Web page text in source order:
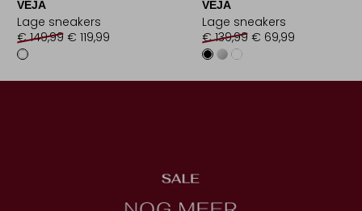
VEJA
Lage sneakers
€ 149,99 € 119,99
VEJA
Lage sneakers
€ 139,99 € 69,99